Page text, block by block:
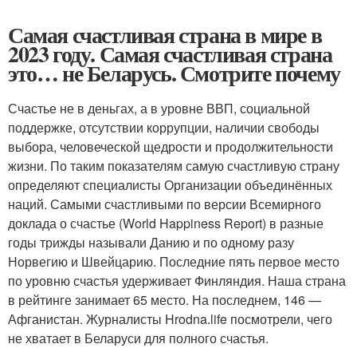
Самая счастливая страна в мире в
2023 году. Самая счастливая страна
это… не Беларусь. Смотрите почему
Счастье не в деньгах, а в уровне ВВП, социальной
поддержке, отсутствии коррупции, наличии свободы
выбора, человеческой щедрости и продолжительности
жизни. По таким показателям самую счастливую страну
определяют специалисты Организации объединённых
наций. Самыми счастливыми по версии Всемирного
доклада о счастье (World Happiness Report) в разные
годы трижды называли Данию и по одному разу
Норвегию и Швейцарию. Последние пять первое место
по уровню счастья удерживает Финляндия. Наша страна
в рейтинге занимает 65 место. На последнем, 146 —
Афганистан. Журналисты Hrodna.life посмотрели, чего
не хватает в Беларуси для полного счастья.